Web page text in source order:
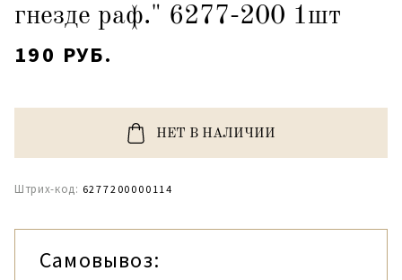
гнезде раф." 6277-200 1шт
190 РУБ.
НЕТ В НАЛИЧИИ
Штрих-код: 6277200000114
Самовывоз: